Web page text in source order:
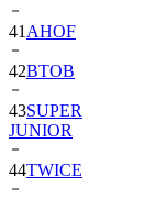
41 AHOF
42BTOB
43SUPER
JUNIOR
44TWICE